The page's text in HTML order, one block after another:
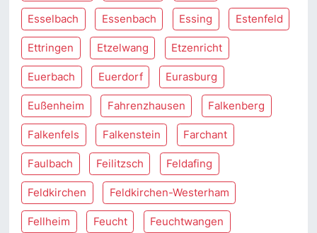
Esselbach Essenbach Essing Estenfeld
Ettringen Etzelwang Etzenricht
Euerbach Euerdorf Eurasburg
Eußenheim Fahrenzhausen Falkenberg
Falkenfels Falkenstein Farchant
Faulbach Feilitzsch Feldafing
Feldkirchen Feldkirchen-Westerham
Fellheim Feucht Feuchtwangen